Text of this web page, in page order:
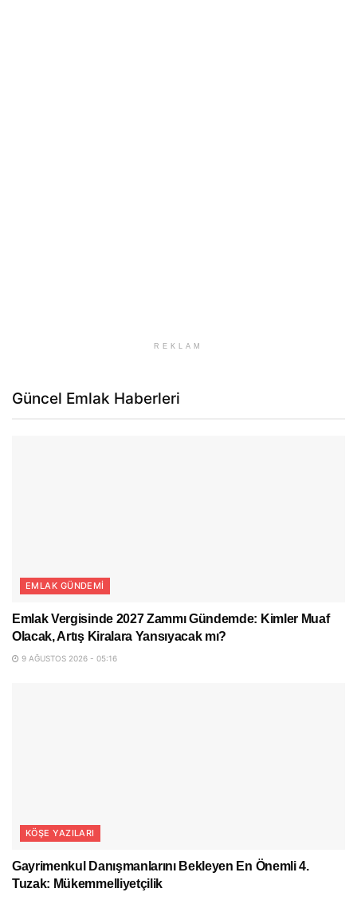
REKLAM
Güncel Emlak Haberleri
EMLAK GÜNDEMI
Emlak Vergisinde 2027 Zammı Gündemde: Kimler Muaf
Olacak, Artış Kiralara Yansıyacak mı?
9 AĞUSTOS 2026 - 05:16
KÖŞE YAZILARI
Gayrimenkul Danışmanlarını Bekleyen En Önemli 4.
Tuzak: Mükemmelliyetçilik